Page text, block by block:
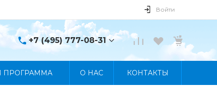
Войти
+7 (495) 777-08-31
+7 (495) 777-08-31
ПРОГРАММА О НАС КОНТАКТЫ